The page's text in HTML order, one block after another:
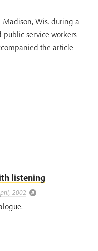
Wis. during a
public service workers
the article
listening
2002